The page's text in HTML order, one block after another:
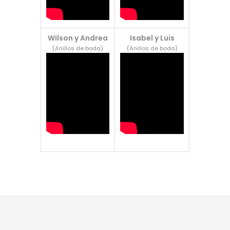
Wilson y Andrea
(Anillos de boda)
Isabel y Luis
(Anillos de boda)